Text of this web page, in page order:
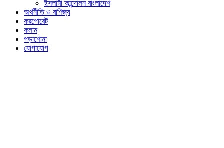
ইসলামী আন্দোলন বাংলাদেশ
অর্থনীতি ও বাণিজ্য
করপোরেট
কলাম
পড়াশোনা
যোগাযোগ